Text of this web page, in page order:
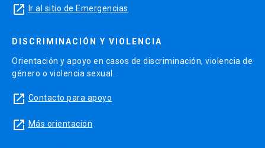
launch Ir al sitio de Emergencias
DISCRIMINACIÓN Y VIOLENCIA
Orientación y apoyo en casos de discriminación, violencia de
género o violencia sexual.
launch Contacto para apoyo
launch Más orientación